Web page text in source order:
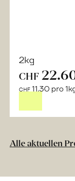
2kg
CHF
CHF 11.30 pro
Alle aktuellen